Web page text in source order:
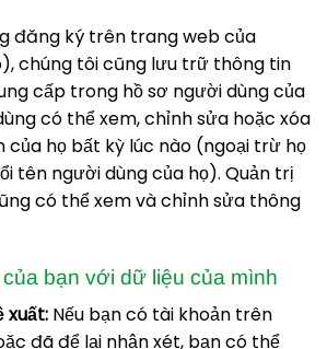
đăng ký trên trang web của
chúng tôi cũng lưu trữ thông tin
cấp trong hồ sơ người dùng của
có thể xem, chỉnh sửa hoặc xóa
của họ bất kỳ lúc nào (ngoại trừ họ
tên người dùng của họ). Quản trị
có thể xem và chỉnh sửa thông
bạn với dữ liệu của mình
xuất: Nếu bạn có tài khoản trên
đã để lại nhận xét, bạn có thể